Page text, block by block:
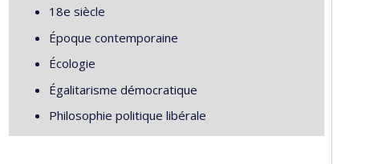
18e siècle
Époque contemporaine
Écologie
Égalitarisme démocratique
Philosophie politique libérale